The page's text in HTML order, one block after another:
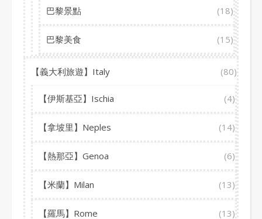
巴黎景點 (18)
巴黎美食 (15)
【義大利旅遊】Italy (80)
【伊斯基亞】Ischia (4)
【拿坡里】Neples (14)
【熱那亞】Genoa (6)
【米蘭】Milan (13)
【羅馬】Rome (13)